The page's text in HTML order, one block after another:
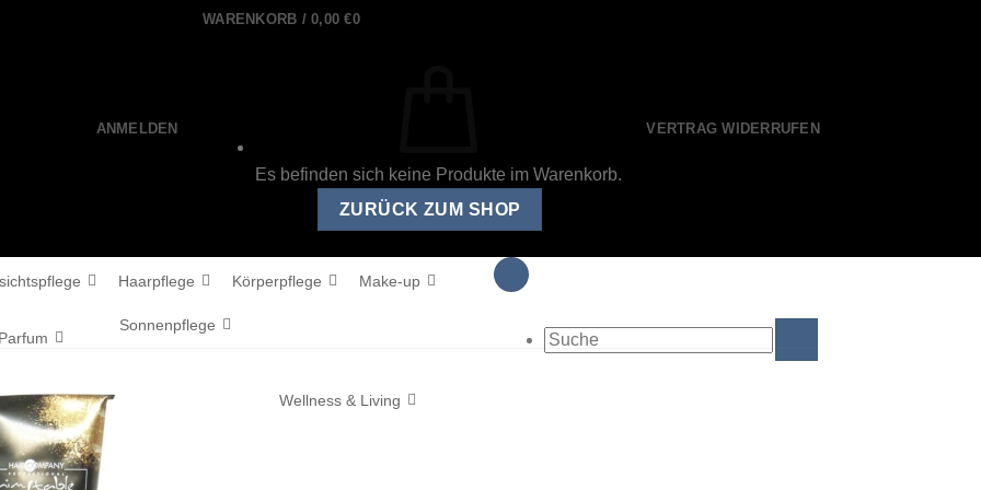
ANMELDEN
WARENKORB /0,00€0
Es befinden sich keine Produkte im Warenkorb.
ZURÜCK ZUM SHOP
VERTRAG WIDERRUFEN
Haarpflege Körperpflege Make-up
Parfum
Sonnenpflege
Wellness & Living
Suche